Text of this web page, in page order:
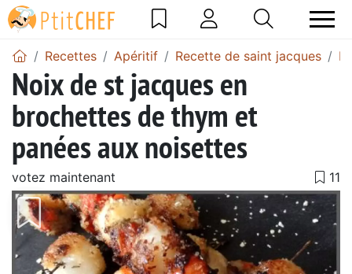
Recettes Apéritif Recette de saint jacques
Noix de st jacques en
brochettes de thym et
panées aux noisettes
votez maintenant